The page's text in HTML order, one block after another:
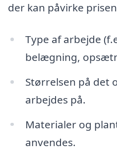
der kan påvirke
Type af arbejde
belægning,
Størrelsen på det
arbejdes på.
Materialer og
anvendes.